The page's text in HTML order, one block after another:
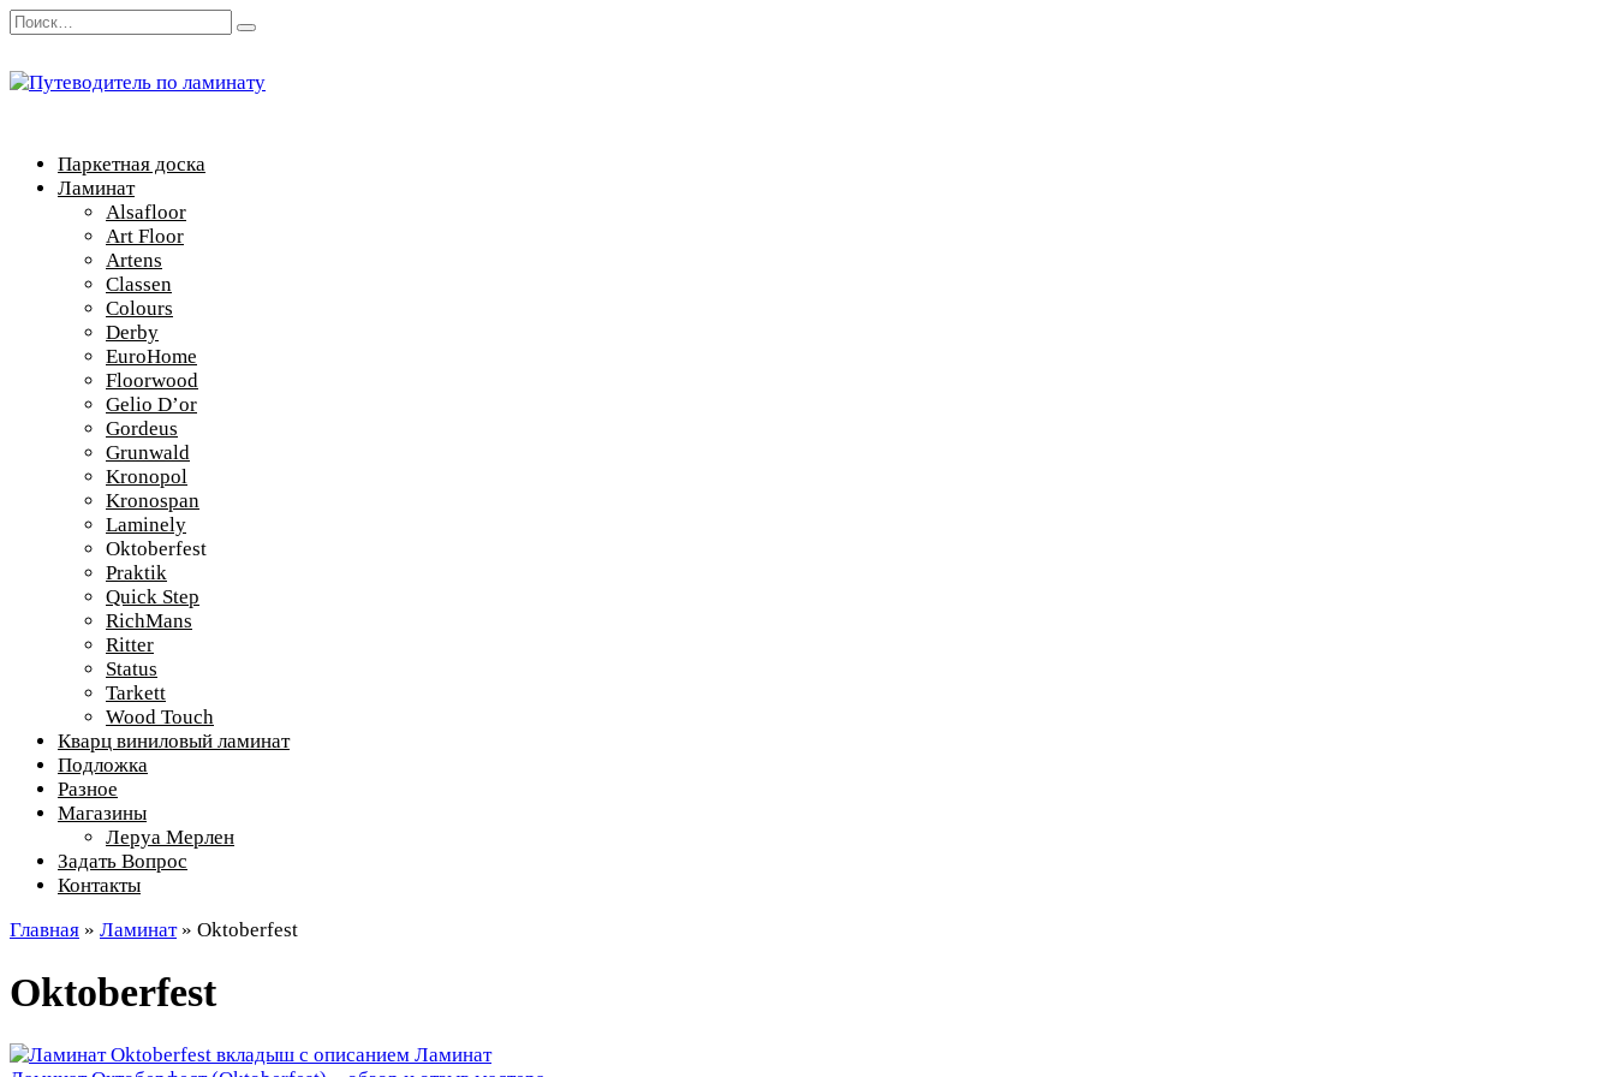
Перейти
содержанию
Search
Паркетная доска
Ламинат
Alsafloor
Art Floor
Artens
Classen
Colours
Derby
EuroHome
Floorwood
Gelio D’or
Gordeus
Grunwald
Kronopol
Kronospan
Laminely
Oktoberfest
Praktik
Quick Step
RichMans
Ritter
Status
Tarkett
Wood Touch
Кварц виниловый ламинат
Подложка
Разное
Магазины
Леруа Мерлен
Задать Вопрос
Контакты
Главная » Ламинат » Oktoberfest
Oktoberfest
Ламинат